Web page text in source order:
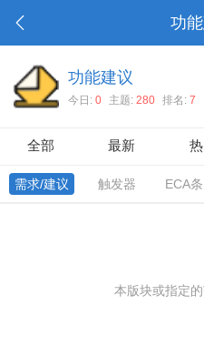
功
功能建议
今日: 0 主题: 280 排名: 7
全部 最新
需求/建议 触发器 ECA条
本版块或指定